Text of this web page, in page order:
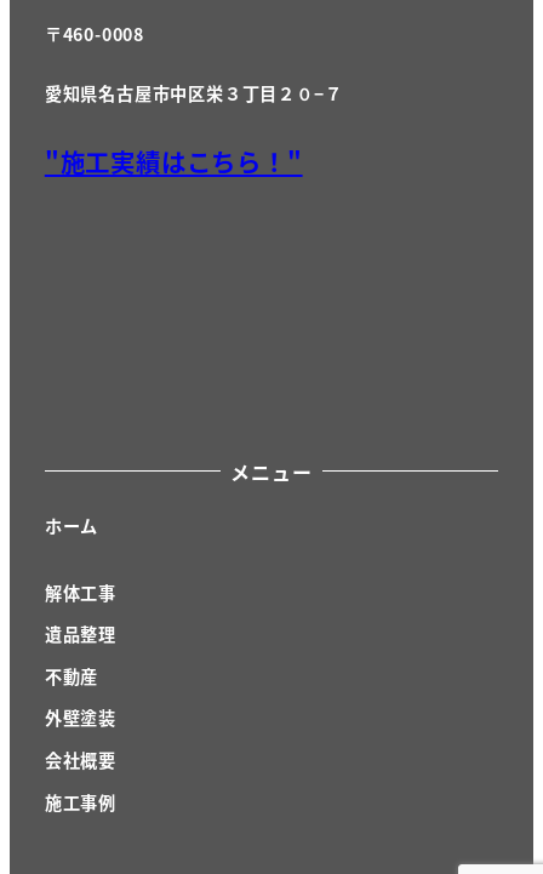
〒460-0008
愛知県名古屋市中区栄３丁目２０−７
"施工実績はこちら！"
メニュー
ホーム
解体工事
遺品整理
不動産
外壁塗装
会社概要
施工事例